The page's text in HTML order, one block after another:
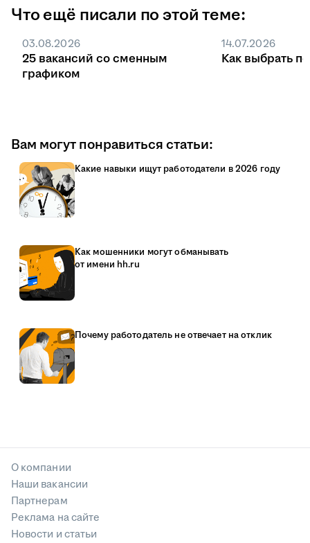
Что ещё писали по этой теме:
03.08.2026
25 вакансий со сменным
графиком
14.07.2026
Как выбрать
Вам могут понравиться статьи:
Какие навыки ищут работодатели в 2026 году
Как мошенники могут обманывать
от имени hh.ru
Почему работодатель не отвечает на отклик
О компании
Наши вакансии
Партнерам
Реклама на сайте
Новости и статьи